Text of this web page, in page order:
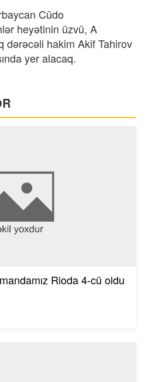
Cüdo
heyətinin üzvü, A
dərəcəli hakim Akif Tahirov
yer alacaq.
Rioda 4-cü oldu